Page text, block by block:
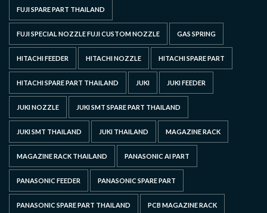
FUJI SPARE PART THAILAND
FUJI SPECIAL NOZZLE FUJI CUSTOM NOZZLE GAS SPRING
HITACHI FEEDER HITACHI NOZZLE HITACHI SPARE PART
HITACHI SPARE PART THAILAND JUKI JUKI FEEDER
JUKI NOZZLE JUKI SMT SPARE PART THAILAND
JUKI SMT THAILAND JUKI THAILAND MAGAZINE RACK
MAGAZINE RACK THAILAND PANASONIC AI PART
PANASONIC FEEDER PANASONIC SPARE PART
PANASONIC SPARE PART THAILAND PCB MAGAZINE RACK